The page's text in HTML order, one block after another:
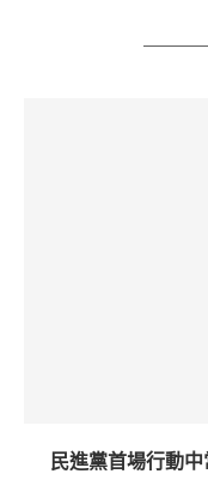
民進黨首場行動